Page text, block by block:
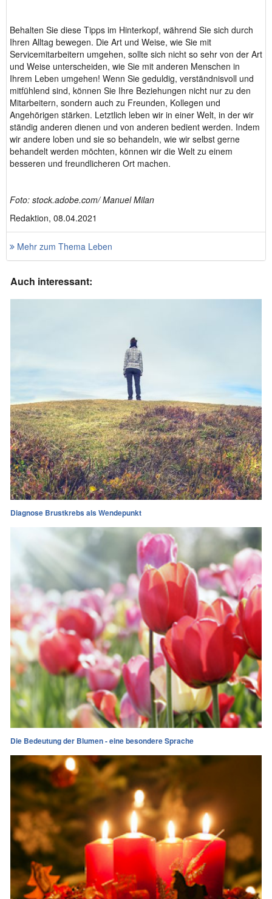
Behalten Sie diese Tipps im Hinterkopf, während Sie sich durch
Ihren Alltag bewegen. Die Art und Weise, wie Sie mit
Servicemitarbeitern umgehen, sollte sich nicht so sehr von der Art
und Weise unterscheiden, wie Sie mit anderen Menschen in
Ihrem Leben umgehen! Wenn Sie geduldig, verständnisvoll und
mitfühlend sind, können Sie Ihre Beziehungen nicht nur zu den
Mitarbeitern, sondern auch zu Freunden, Kollegen und
Angehörigen stärken. Letztlich leben wir in einer Welt, in der wir
ständig anderen dienen und von anderen bedient werden. Indem
wir andere loben und sie so behandeln, wie wir selbst gerne
behandelt werden möchten, können wir die Welt zu einem
besseren und freundlicheren Ort machen.
Foto: stock.adobe.com/ Manuel Milan
Redaktion, 08.04.2021
Mehr zum Thema Leben
Auch interessant:
Diagnose Brustkrebs als Wendepunkt
Die Bedeutung der Blumen - eine besondere Sprache